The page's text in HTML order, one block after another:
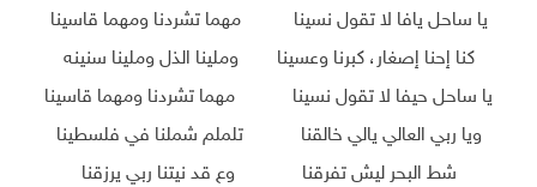
يا ساحل يافا لا تقول نسينا مهما تشردنا ومهما قاسينا
كنا إحنا إصغار، كبرنا وعسينا وملينا الذل وملينا سنينه
يا ساحل حيفا لا تقول نسينا مهما تشردنا ومهما قاسينا
ويا ربي العالي يالي خالقنا تلملم شملنا في فلسطينا
شط البحر ليش تفرقنا وع قد نيتنا ربي يرزقنا